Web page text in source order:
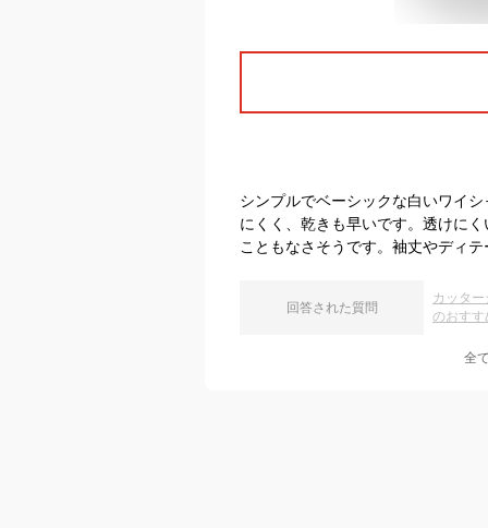
シンプルでベーシックな白いワイ
にくく、乾きも早いです。透けに
こともなさそうです。袖丈やディ
回答された質問
カッタ
のおすす
全